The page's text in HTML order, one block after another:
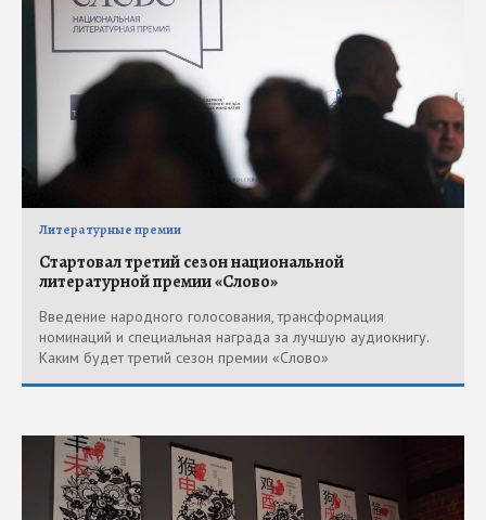
Литературные премии
Стартовал третий сезон национальной
литературной премии «Слово»
Введение народного голосования, трансформация
номинаций и специальная награда за лучшую аудиокнигу.
Каким будет третий сезон премии «Слово»